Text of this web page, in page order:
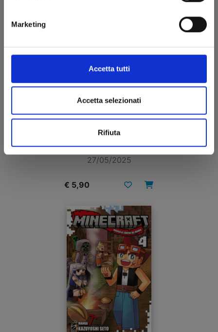
Marketing
Accetta tutti
Accetta selezionati
Rifiuta
n. 5
27/05/2025
€ 5,90